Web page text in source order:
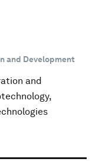
and Development
and